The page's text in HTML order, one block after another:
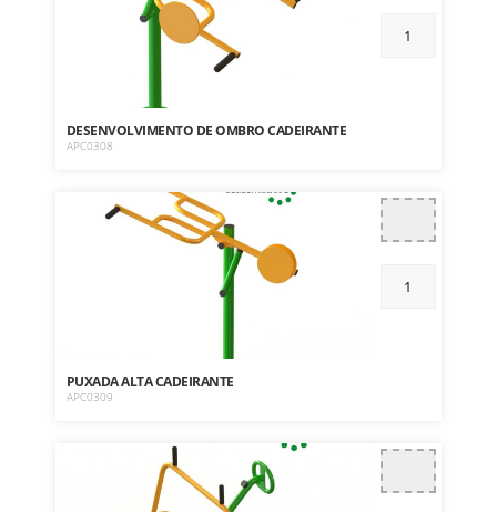
DESENVOLVIMENTO DE OMBRO CADEIRANTE
APC0308
PUXADA ALTA CADEIRANTE
APC0309